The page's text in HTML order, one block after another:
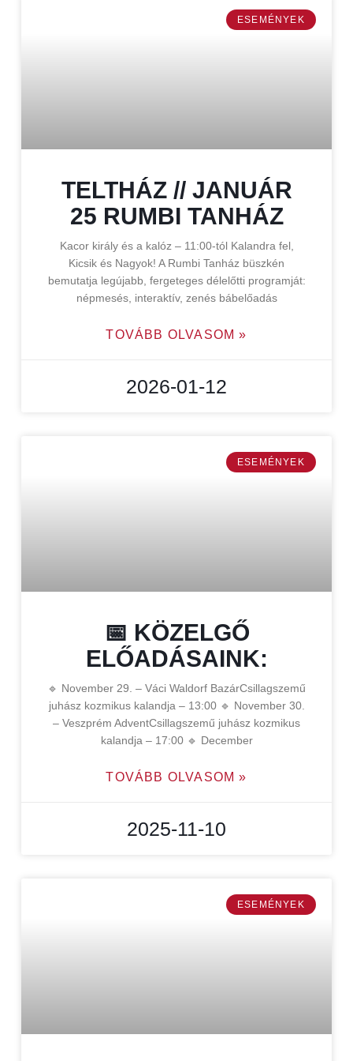
ESEMÉNYEK
TELTHÁZ // JANUÁR
25 RUMBI TANHÁZ
Kacor király és a kalóz – 11:00-tól Kalandra fel,
Kicsik és Nagyok! A Rumbi Tanház büszkén
bemutatja legújabb, fergeteges délelőtti programját:
népmesés, interaktív, zenés bábelőadás
TOVÁBB OLVASOM »
2026-01-12
ESEMÉNYEK
📅 KÖZELGŐ
ELŐADÁSAINK:
🔹 November 29. – Váci Waldorf BazárCsillagszemű
juhász kozmikus kalandja – 13:00 🔹 November 30.
– Veszprém AdventCsillagszemű juhász kozmikus
kalandja – 17:00 🔹 December
TOVÁBB OLVASOM »
2025-11-10
ESEMÉNYEK